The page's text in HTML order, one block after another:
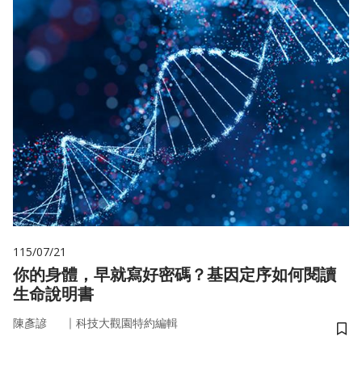
115/07/21
你的身體，早就寫好密碼？基因定序如何閱讀
生命說明書
陳彥諺 ｜ 科技大觀園特約編輯
儲